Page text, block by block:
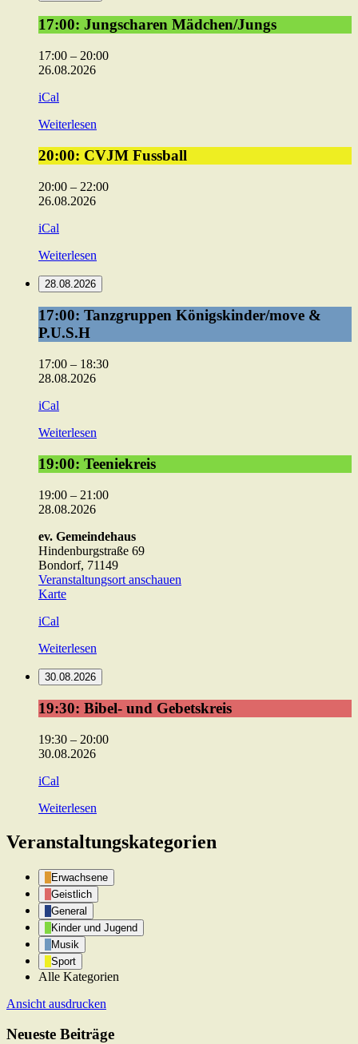
17:00:
Jungscharen
Mädchen/Jungs
17:00: Jungscharen Mädchen/Jungs
17:00 – 20:00
26.08.2026
iCal
Weiterlesen
20:00:
CVJM
Fussball
20:00: CVJM Fussball
20:00 – 22:00
26.08.2026
iCal
Weiterlesen
28.08.2026
17:00:
Tanzgruppen
Königskinder/move
P.U.S.H
17:00: Tanzgruppen Königskinder/move &
P.U.S.H
17:00 – 18:30
28.08.2026
iCal
Weiterlesen
19:00:
Teeniekreis
19:00: Teeniekreis
19:00 – 21:00
28.08.2026
ev. Gemeindehaus
Hindenburgstraße 69
Bondorf, 71149
Veranstaltungsort anschauen
Karteev.
iCal
Weiterlesen
30.08.2026
19:30:
Bibel-
und
Gebetskreis
19:30: Bibel- und Gebetskreis
19:30 – 20:00
30.08.2026
iCal
Weiterlesen
Veranstaltungskategorien
Erwachsene
Geistlich
General
Kinder und Jugend
Musik
Sport
Alle Kategorien
Ansicht ausdrucken
Neueste Beiträge